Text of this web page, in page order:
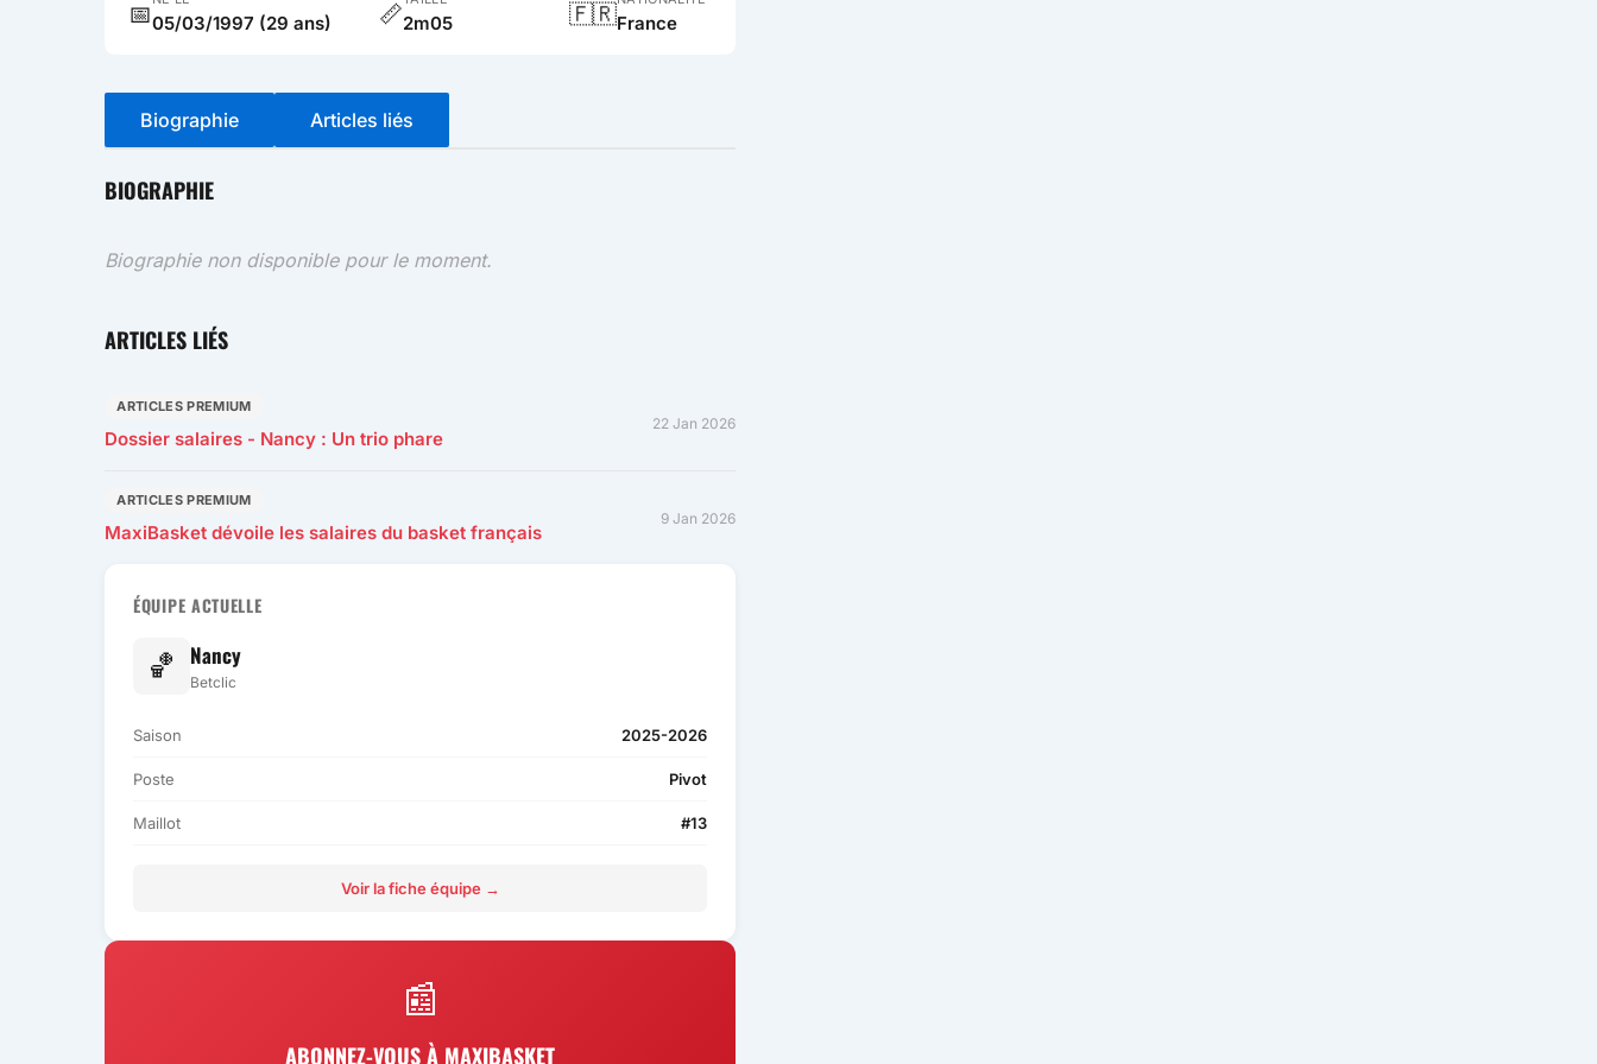
📅05/03/1997 (29 ans) 📏2m05 🇫🇷France
Biographie Articles liés
BIOGRAPHIE
Biographie non disponible pour le moment.
ARTICLES LIÉS
ARTICLES PREMIUM
Dossier salaires - Nancy : Un trio phare
22 Jan 2026
ARTICLES PREMIUM
MaxiBasket dévoile les salaires du basket français
9 Jan 2026
ÉQUIPE ACTUELLE
🏀 Nancy
Betclic
Saison 2025-2026
Poste Pivot
Maillot #13
Voir la fiche équipe →
📰
ABONNEZ-VOUS À MAXIBASKET